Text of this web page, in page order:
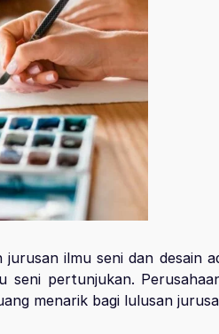
ilmu seni dan desain
seni pertunjukan.
menarik bagi lulusan